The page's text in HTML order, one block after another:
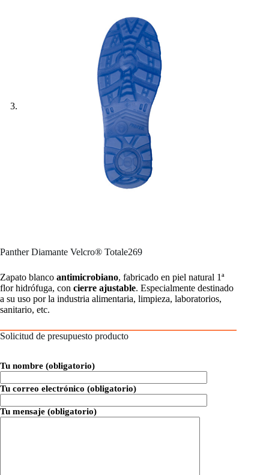
Panther Diamante Velcro® Totale269
Zapato blanco antimicrobiano, fabricado en piel natural 1ª
flor hidrófuga, con cierre ajustable. Especialmente destinado
a su uso por la industria alimentaria, limpieza, laboratorios,
sanitario, etc.
Solicitud de presupuesto producto
Tu nombre (obligatorio)
Tu correo electrónico (obligatorio)
Tu mensaje (obligatorio)